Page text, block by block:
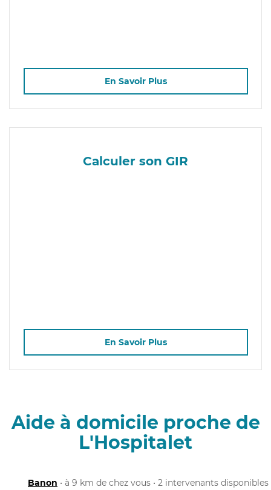
En Savoir Plus
Calculer son GIR
En Savoir Plus
Aide à domicile proche de
L'Hospitalet
Banon • à 9 km de chez vous • 2 intervenants disponibles